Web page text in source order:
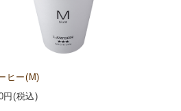
ヒー(M)
円(税込)